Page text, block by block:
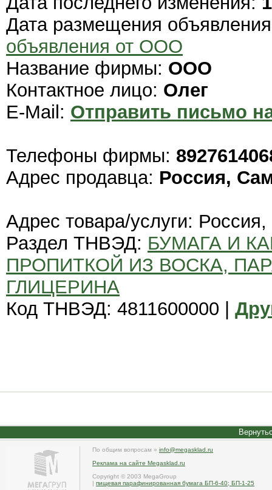
Дата размещения
объявления от ООО
Название фирмы: ООО
Контактное лицо: Олег
E-Mail: Отправить письмо
Телефоны фирмы:
Адрес продавца: Россия,
Адрес товара/услуги:
Раздел ТНВЭД: БУМАГА И
ПРОПИТКОЙ ИЗ ВОСКА,
ГЛИЦЕРИНА
Код ТНВЭД: 4811600000 |
По общим вопросам » info@megasklad.ru
Реклама на сайте Megasklad.ru
Copyright © 2003 MegaGroup
| пищевая парафинированная бумага БП-6-40; БП-1-25